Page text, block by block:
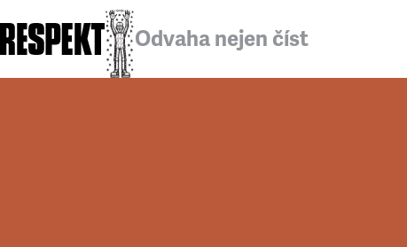
Odvaha nejen číst